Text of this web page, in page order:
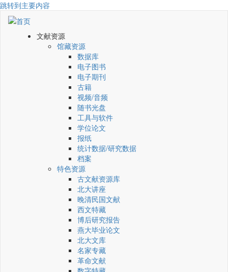
跳转到主要内容
文献资源
馆藏资源
数据库
电子图书
电子期刊
古籍
视频/音频
随书光盘
工具与软件
学位论文
报纸
统计数据/研究数据
档案
特色资源
古文献资源库
北大讲座
晚清民国文献
西文特藏
博后研究报告
燕大毕业论文
北大文库
名家专藏
革命文献